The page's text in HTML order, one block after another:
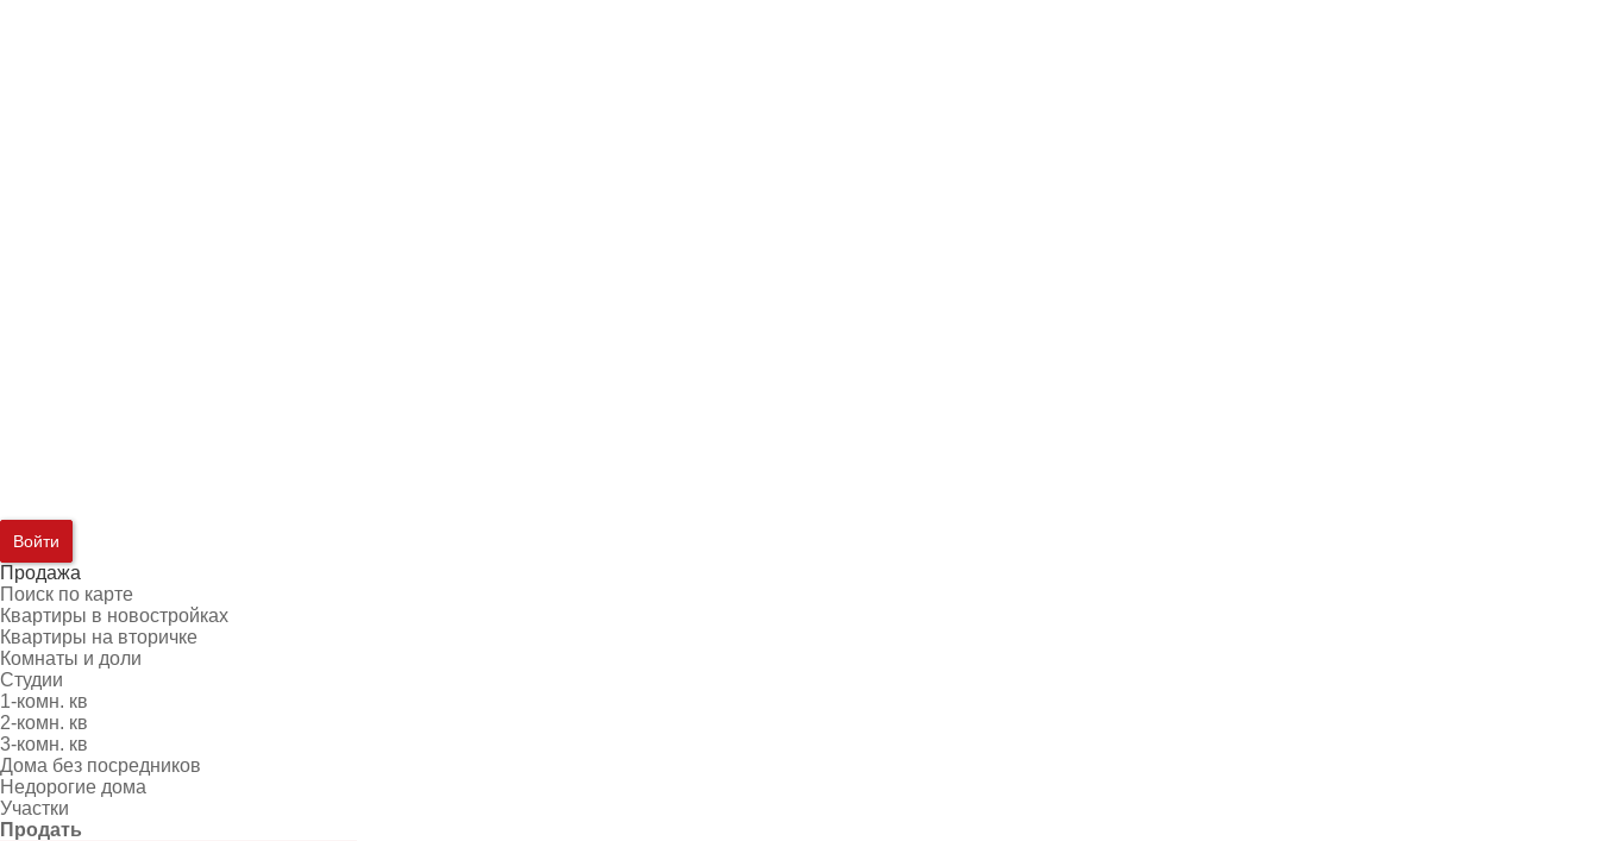
Войти
Продажа
Поиск по карте
Квартиры в новостройках
Квартиры на вторичке
Комнаты и доли
Студии
1-комн. кв
2-комн. кв
3-комн. кв
Дома без посредников
Недорогие дома
Участки
Продать